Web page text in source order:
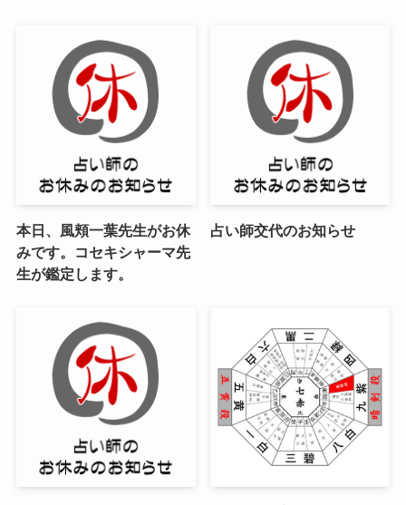
本日、風頬一葉先生がお休
みです。コセキシャーマ先
生が鑑定します。
占い師交代のお知らせ